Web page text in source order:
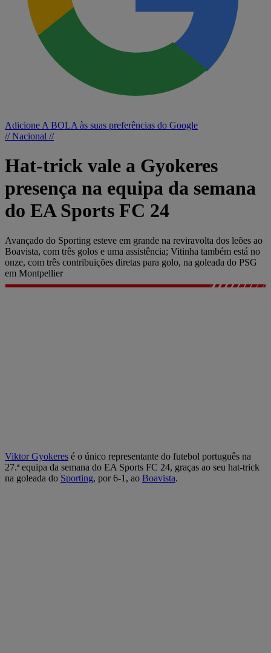
Adicione A BOLA às suas preferências do Google
// Nacional //
Hat-trick vale a Gyokeres
presença na equipa da semana
do EA Sports FC 24
Avançado do Sporting esteve em grande na reviravolta dos leões ao
Boavista, com três golos e uma assistência; Vitinha também está no
onze, com três contribuições diretas para golo, na goleada do PSG
em Montpellier
Viktor Gyokeres é o único representante do futebol português na
27.ª equipa da semana do EA Sports FC 24, graças ao seu hat-trick
na goleada do Sporting, por 6-1, ao Boavista.